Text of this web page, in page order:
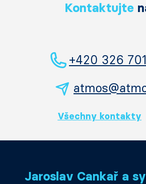
Kontaktujte
+420 326
Všechny kontakty
Jaroslav Cankař a